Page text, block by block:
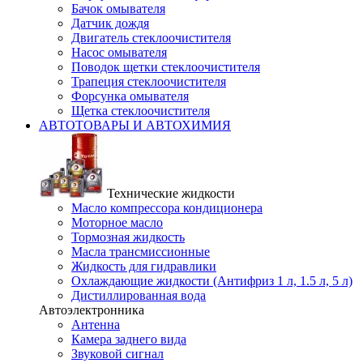
Бачок омывателя
Датчик дождя
Двигатель стеклоочистителя
Насос омывателя
Поводок щетки стеклоочистителя
Трапеция стеклоочистителя
Форсунка омывателя
Щетка стеклоочистителя
АВТОТОВАРЫ И АВТОХИМИЯ
Технические жидкости
Масло компрессора кондиционера
Моторное масло
Тормозная жидкость
Масла трансмиссионные
Жидкость для гидравлики
Охлаждающие жидкости (Антифриз 1 л, 1.5 л, 5 л)
Дистиллированная вода
Автоэлектронника
Антенна
Камера заднего вида
Звуковой сигнал